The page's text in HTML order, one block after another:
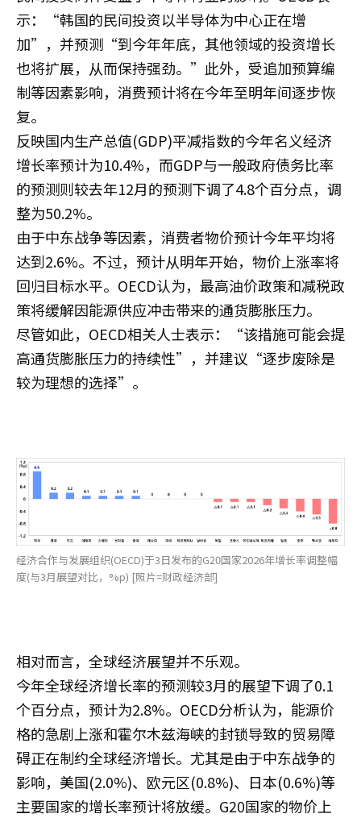
示：“韩国的民间投资以半导体为中心正在增
加”，并预测“到今年年底，其他领域的投资增长
也将扩展，从而保持强劲。”此外，受追加预算编
制等因素影响，消费预计将在今年至明年间逐步恢
复。
反映国内生产总值(GDP)平减指数的今年名义经济
增长率预计为10.4%，而GDP与一般政府债务比率
的预测则较去年12月的预测下调了4.8个百分点，调
整为50.2%。
由于中东战争等因素，消费者物价预计今年平均将
达到2.6%。不过，预计从明年开始，物价上涨率将
回归目标水平。OECD认为，最高油价政策和减税政
策将缓解因能源供应冲击带来的通货膨胀压力。
尽管如此，OECD相关人士表示：“该措施可能会提
高通货膨胀压力的持续性”，并建议“逐步废除是
较为理想的选择”。
经济合作与发展组织(OECD)于3日发布的G20国家2026年增长率调整幅
度(与3月展望对比，%p) [照片=财政经济部]
相对而言，全球经济展望并不乐观。
今年全球经济增长率的预测较3月的展望下调了0.1
个百分点，预计为2.8%。OECD分析认为，能源价
格的急剧上涨和霍尔木兹海峡的封锁导致的贸易障
碍正在制约全球经济增长。尤其是由于中东战争的
影响，美国(2.0%)、欧元区(0.8%)、日本(0.6%)等
主要国家的增长率预计将放缓。G20国家的物价上